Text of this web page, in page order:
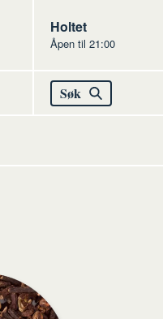
Jacobs
Holtet
Åpen til 21:00
Søk